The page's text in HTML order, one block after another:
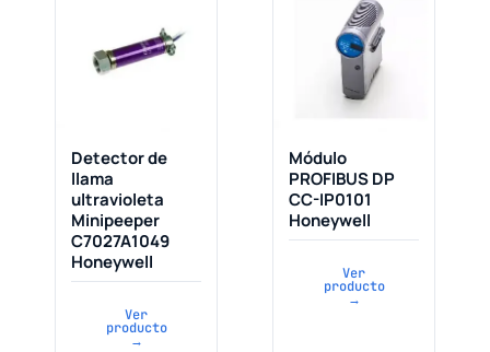
Detector de
llama
ultravioleta
Minipeeper
C7027A1049
Honeywell
Ver
producto
→
Módulo
PROFIBUS DP
CC-IP0101
Honeywell
Ver
producto
→